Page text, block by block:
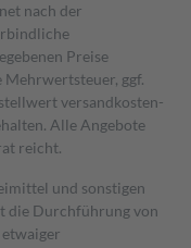
nach der
Preise
Mehrwertsteuer, ggf.
versand­kosten­
Alle Angebote
reicht.
und sonstigen
die Durchführung von